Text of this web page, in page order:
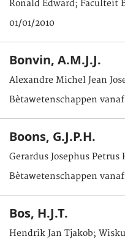
Ronald Edward; Faculteit
01/01/2010
Bonvin, A.M.J.J.
Alexandre Michel Jean
Bètawetenschappen
Boons, G.J.P.H.
Gerardus Josephus
Bètawetenschappen
Bos, H.J.T.
Hendrik Jan Tjakob;